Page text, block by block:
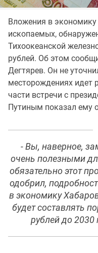
Вложения в
ископаемых,
Тихоокеанской
рублей. Об этом
Дегтярев. Он не
месторождениях идет
части встречи с
Путиным показал ему
- Вы, наверное,
очень полезными
обязательно этот
одобрил,
в экономику
будет составлять
рублей до 2030